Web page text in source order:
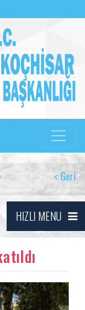
Geri
HIZLI MENU